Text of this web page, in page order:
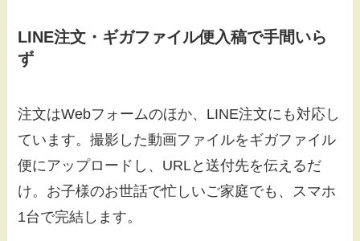
LINE注文・ギガファイル便入稿で手間いら
ず
注文はWebフォームのほか、LINE注文にも対応し
ています。撮影した動画ファイルをギガファイル
便にアップロードし、URLと送付先を伝えるだ
け。お子様のお世話で忙しいご家庭でも、スマホ
1台で完結します。